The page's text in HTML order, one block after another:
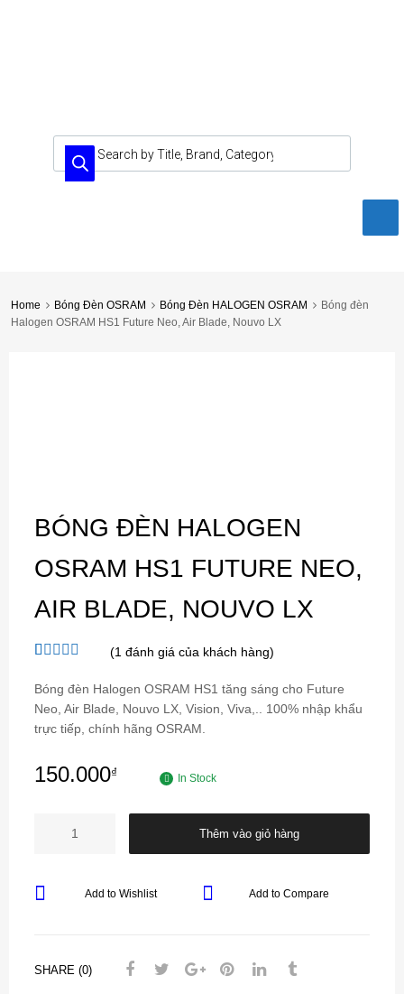
Home Bóng Đèn OSRAM Bóng Đèn HALOGEN OSRAM
Bóng đèn
Halogen OSRAM HS1 Future Neo, Air Blade, Nouvo LX
BÓNG ĐÈN HALOGEN
OSRAM HS1 FUTURE NEO,
AIR BLADE, NOUVO LX
dựa trên
đánh giá
(1 đánh giá của khách hàng)
Bóng đèn Halogen OSRAM HS1 tăng sáng cho Future
Neo, Air Blade, Nouvo LX, Vision, Viva,.. 100% nhập khẩu
trực tiếp, chính hãng OSRAM.
150.000₫ In Stock
Thêm vào giỏ hàng
Add to Compare
Add to Wishlist
SHARE (0)